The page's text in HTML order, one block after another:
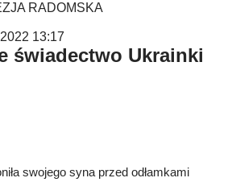
RADOMSKA
13:17
świadectwo Ukrainki
swojego syna przed odłamkami